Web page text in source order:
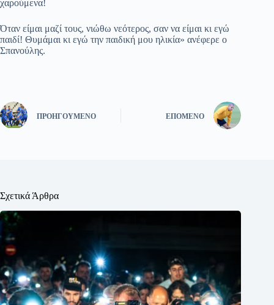
χαρούμενα!
Όταν είμαι μαζί τους, νιώθω νεότερος, σαν να είμαι κι εγώ
παιδί! Θυμάμαι κι εγώ την παιδική μου ηλικία» ανέφερε ο
Σπανούλης.
ΠΡΟΗΓΟΎΜΕΝΟ ΕΠΌΜΕΝΟ
Σχετικά Άρθρα